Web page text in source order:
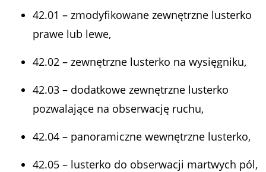
42.01 – zmodyfikowane zewnętrzne lusterko
prawe lub lewe,
42.02 – zewnętrzne lusterko na wysięgniku,
42.03 – dodatkowe zewnętrzne lusterko
pozwalające na obserwację ruchu,
42.04 – panoramiczne wewnętrzne lusterko,
42.05 – lusterko do obserwacji martwych pól,